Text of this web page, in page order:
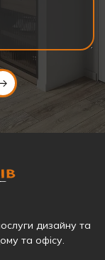
дизайну та
та офісу.